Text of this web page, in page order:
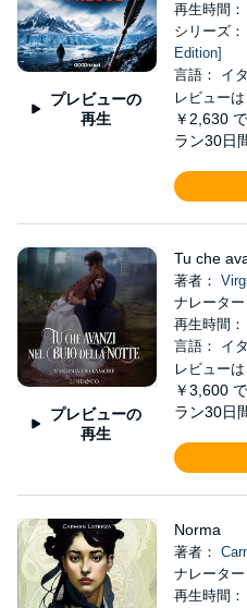
プレビューの
再生
再生時間
シリーズ：
Edition]
言語： イ
レビューは
￥2,630
ラン30日
プレビューの
再生
Tu che
著者：
ナレーター
再生時間
言語： イ
レビューは
￥3,600
ラン30日
Norma
著者：
ナレーター
再生時間